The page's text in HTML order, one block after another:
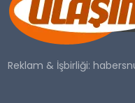
SAĞLIK
YAŞAM
Reklam & İşbirliği: